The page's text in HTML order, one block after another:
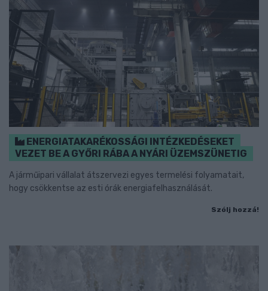
ENERGIATAKARÉKOSSÁGI INTÉZKEDÉSEKET
VEZET BE A GYŐRI RÁBA A NYÁRI ÜZEMSZÜNETIG
A járműipari vállalat átszervezi egyes termelési folyamatait,
hogy csökkentse az esti órák energiafelhasználását.
Szólj hozzá!